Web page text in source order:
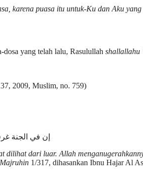
karena puasa itu untuk-Ku dan Aku yang
yang telah lalu, Rasulullah shallallahu
2009, Muslim, no. 759)
إن في الجنة
dari luar. Allah
1/317, dihasankan Ibnu Hajar Al